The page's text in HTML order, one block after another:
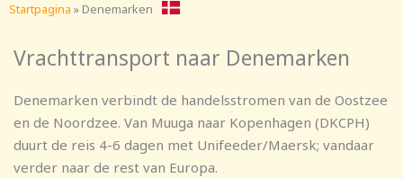
Startpagina » Denemarken
Vrachttransport naar Denemarken
Denemarken verbindt de handelsstromen van de Oostzee
en de Noordzee. Van Muuga naar Kopenhagen (DKCPH)
duurt de reis 4-6 dagen met Unifeeder/Maersk; vandaar
verder naar de rest van Europa.